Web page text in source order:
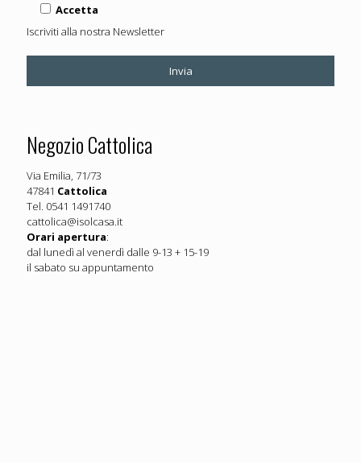
Accetta
Iscriviti alla nostra Newsletter
Negozio Cattolica
Via Emilia, 71/73
47841 Cattolica
Tel. 0541 1491740
cattolica@isolcasa.it
Orari apertura:
dal lunedì al venerdì dalle 9-13 + 15-19
il sabato su appuntamento